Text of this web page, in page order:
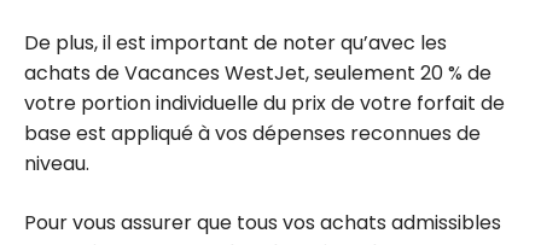
De plus, il est important de noter qu’avec les
achats de Vacances WestJet, seulement 20 % de
votre portion individuelle du prix de votre forfait de
base est appliqué à vos dépenses reconnues de
niveau.
Pour vous assurer que tous vos achats admissibles